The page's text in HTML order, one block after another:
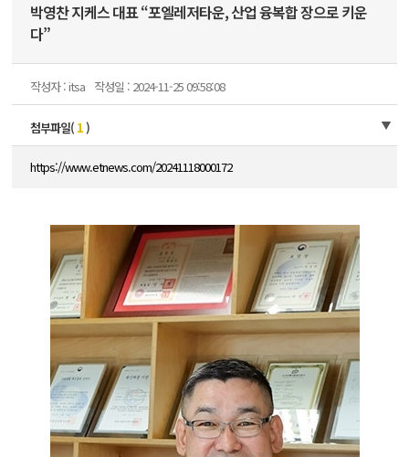
박영찬 지케스 대표 “포엘레저타운, 산업 융복합 장으로 키운
다”
작성자 : itsa 작성일 : 2024-11-25 09:58:08
첨부파일( 1 )
https://www.etnews.com/20241118000172